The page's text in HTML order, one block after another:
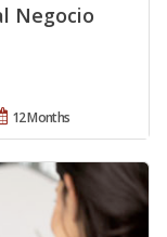
Negocio
12 Months